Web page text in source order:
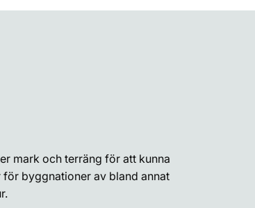
mark och terräng för att kunna
byggnationer av bland annat